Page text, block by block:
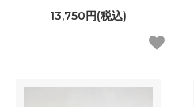
13,750円(税込)